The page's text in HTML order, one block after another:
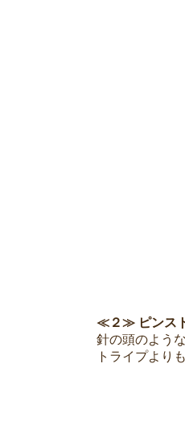
≪２≫ ピンス
針の頭のよう
トライプより